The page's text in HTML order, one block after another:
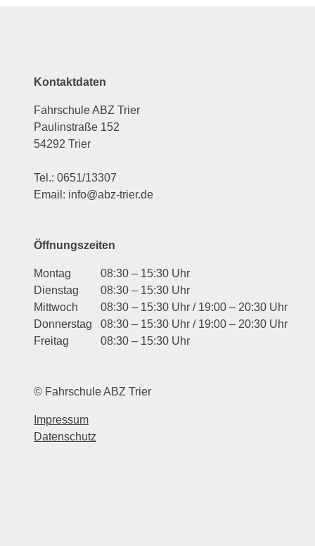
Kontaktdaten
Fahrschule ABZ Trier
Paulinstraße 152
54292 Trier
Tel.: 0651/13307
Email: info@abz-trier.de
Öffnungszeiten
Montag
08:30 – 15:30 Uhr
Dienstag
08:30 – 15:30 Uhr
Mittwoch
08:30 – 15:30 Uhr / 19:00 – 20:30 Uhr
Donnerstag
08:30 – 15:30 Uhr / 19:00 – 20:30 Uhr
Freitag
08:30 – 15:30 Uhr
© Fahrschule ABZ Trier
Impressum
Datenschutz